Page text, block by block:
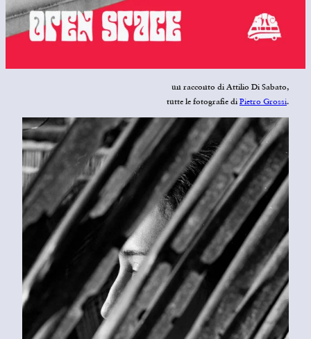
un racconto di Attilio Di Sabato,
tutte le fotografie di Pietro Grossi.